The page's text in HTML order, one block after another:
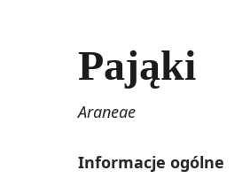
Pająki
Araneae
Informacje ogólne